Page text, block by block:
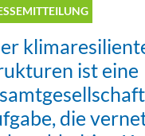
ist eine
die